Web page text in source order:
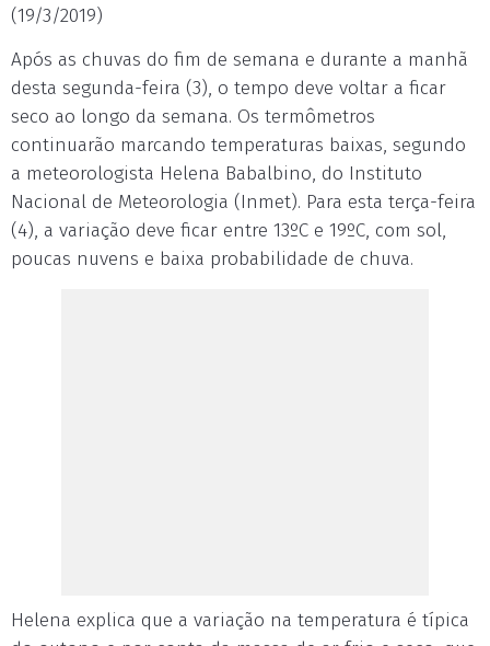
(19/3/2019)
Após as chuvas do fim de semana e durante a manhã
desta segunda-feira (3), o tempo deve voltar a ficar
seco ao longo da semana. Os termômetros
continuarão marcando temperaturas baixas, segundo
a meteorologista Helena Babalbino, do Instituto
Nacional de Meteorologia (Inmet). Para esta terça-feira
(4), a variação deve ficar entre 13ºC e 19ºC, com sol,
poucas nuvens e baixa probabilidade de chuva.
Helena explica que a variação na temperatura é típica